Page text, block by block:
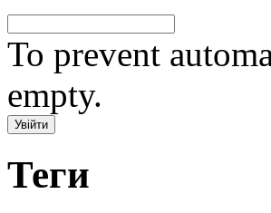
To prevent
empty.
Теги